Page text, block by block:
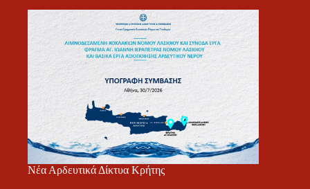
Νέα Αρδευτικά Δίκτυα Κρήτης